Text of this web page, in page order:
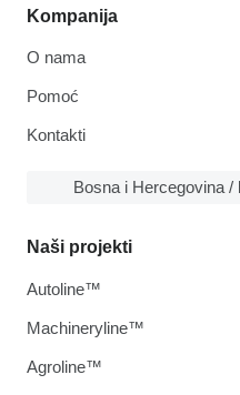
Kompanija
O nama
Pomoć
Kontakti
Bosna i Hercegovina /
Naši projekti
Autoline™
Machineryline™
Agroline™